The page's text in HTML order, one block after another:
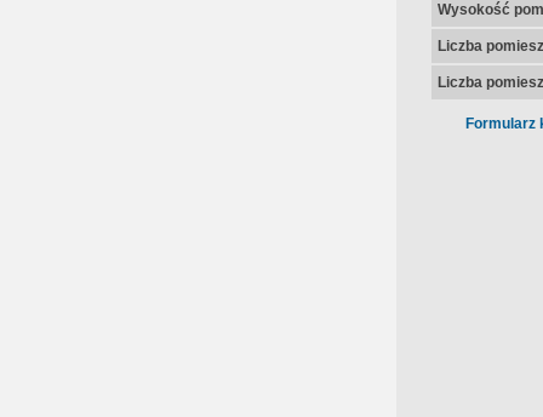
Wysokość
Liczba
Liczba
Formularz